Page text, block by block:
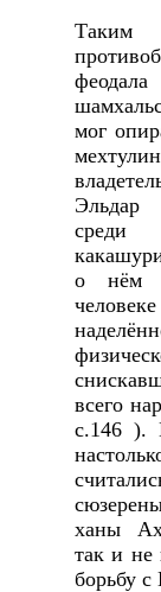
Таким
мог
Эльдар
среди
о нём
всего
с.146 ).
ханы
так и не
борьбу